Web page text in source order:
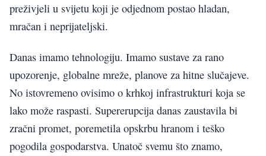
preživjeli u svijetu koji je odjednom postao hladan,
mračan i neprijateljski.
Danas imamo tehnologiju. Imamo sustave za rano
upozorenje, globalne mreže, planove za hitne slučajeve.
No istovremeno ovisimo o krhkoj infrastrukturi koja se
lako može raspasti. Supererupcija danas zaustavila bi
zračni promet, poremetila opskrbu hranom i teško
pogodila gospodarstva. Unatoč svemu što znamo,